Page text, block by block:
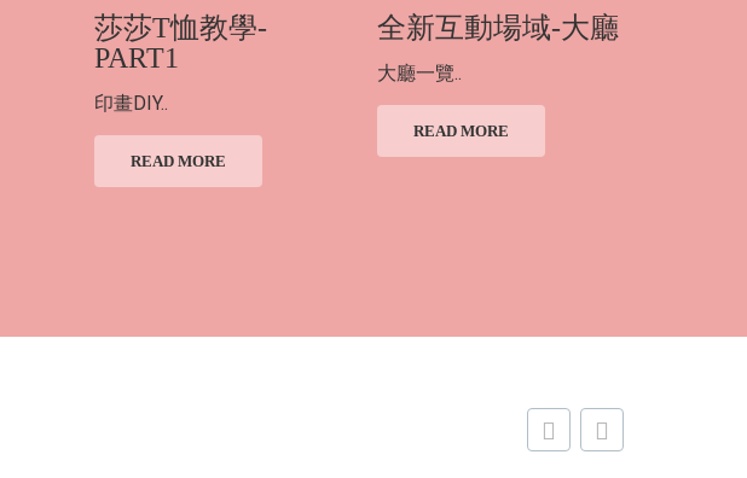
莎莎T恤教學-
PART1
印畫DIY..
READ MORE
全新互動場域-大廳
大廳一覽..
READ MORE